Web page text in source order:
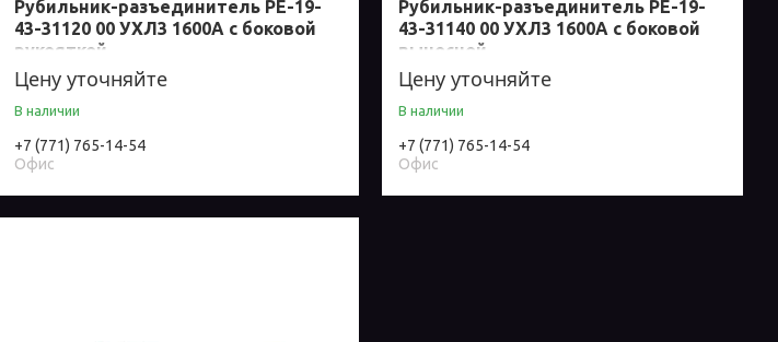
Рубильник-разъединитель РЕ-19-
43-31120 00 УХЛ3 1600А с боковой
рукояткой
Цену уточняйте
В наличии
+7 (771) 765-14-54
Офис
Рубильник-разъединитель РЕ-19-
43-31140 00 УХЛ3 1600А с боковой
выносной
Цену уточняйте
В наличии
+7 (771) 765-14-54
Офис